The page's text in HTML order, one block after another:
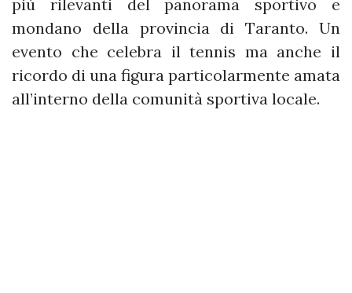
più rilevanti del panorama sportivo e
mondano della provincia di Taranto. Un
evento che celebra il tennis ma anche il
ricordo di una figura particolarmente amata
all’interno della comunità sportiva locale.